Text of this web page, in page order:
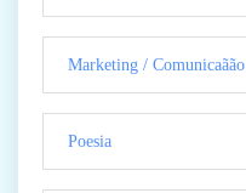
Marketing / Comunicaãão
Poesia